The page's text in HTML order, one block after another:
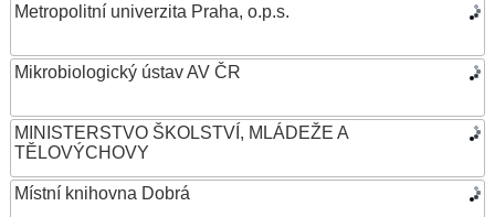
Metropolitní univerzita Praha, o.p.s.
Mikrobiologický ústav AV ČR
MINISTERSTVO ŠKOLSTVÍ, MLÁDEŽE A
TĚLOVÝCHOVY
Místní knihovna Dobrá